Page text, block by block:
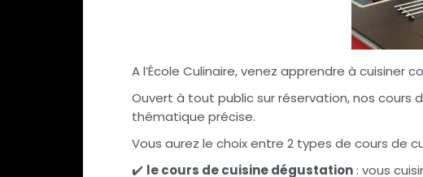
A l’École Culinaire, venez apprendre à cuisiner
Ouvert à tout public sur réservation, nos cours
thématique précise.
Vous aurez le choix entre 2 types de cours de
✔️ le cours de cuisine dégustation: vous